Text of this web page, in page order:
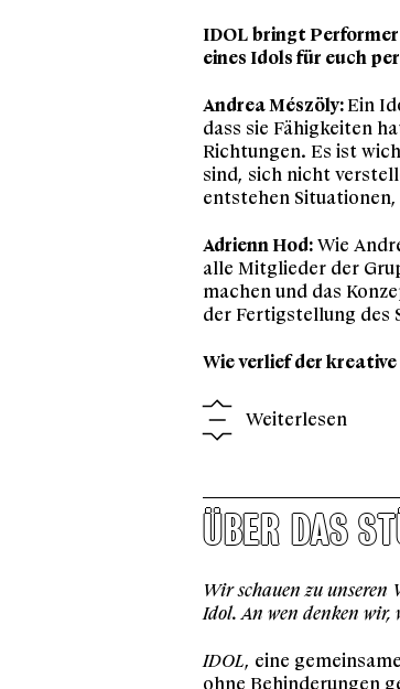
IDOL bringt
eines Idols für euch
Andrea Mészöly:Ein
dass sie Fähigkeiten
Richtungen. Es ist
sind, sich nicht
entstehen
Adrienn Hod:Wie
alle Mitglieder der
machen und das
der Fertigstellung des
Wie verlief der
Weiterlesen
ÜBER DAS
Wir schauen zu unseren
Idol. An wen denken wir,
IDOL, eine
ohne Behinderungen